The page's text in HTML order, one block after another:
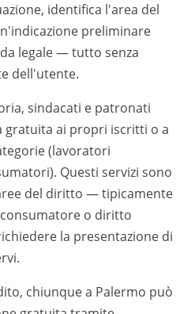
identifica l'area del
preliminare
legale — tutto senza
dell'utente.
sindacati e patronati
ai propri iscritti o a
(lavoratori
Questi servizi sono
del diritto — tipicamente
o diritto
la presentazione di
chiunque a Palermo può